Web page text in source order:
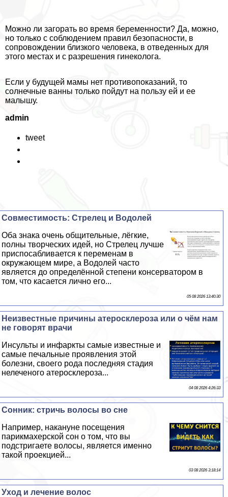
Можно ли загорать во время беременности? Да, можно,
но только с соблюдением правил безопасности, в
сопровождении близкого человека, в отведенных для
этого местах и с разрешения гинеколога.
Если у будущей мамы нет противопоказаний, то
солнечные ванны только пойдут на пользу ей и ее
малышу.
admin
tweet
Совместимость: Стрелец и Водолей
Оба знака очень общительные, лёгкие,
полны творческих идей, но Стрелец лучше
приспосабливается к переменам в
окружающем мире, а Водолей часто
является до определённой степени консерватором в
том, что касается лично его...
05 08 2026 13:40:30
Неизвестные причины атеросклероза или о чём нам
не говорят врачи
Инсульты и инфаркты самые известные и
самые печальные проявления этой
болезни, своего рода последняя стадия
нелеченого атеросклероза...
04 08 2026 4:26:33
Сонник: стричь волосы во сне
Например, накануне посещения
парикмахерской сон о том, что вы
подстригаете волосы, является именно
такой проекцией...
03 08 2026 3:18:14
Уход и лечение волос